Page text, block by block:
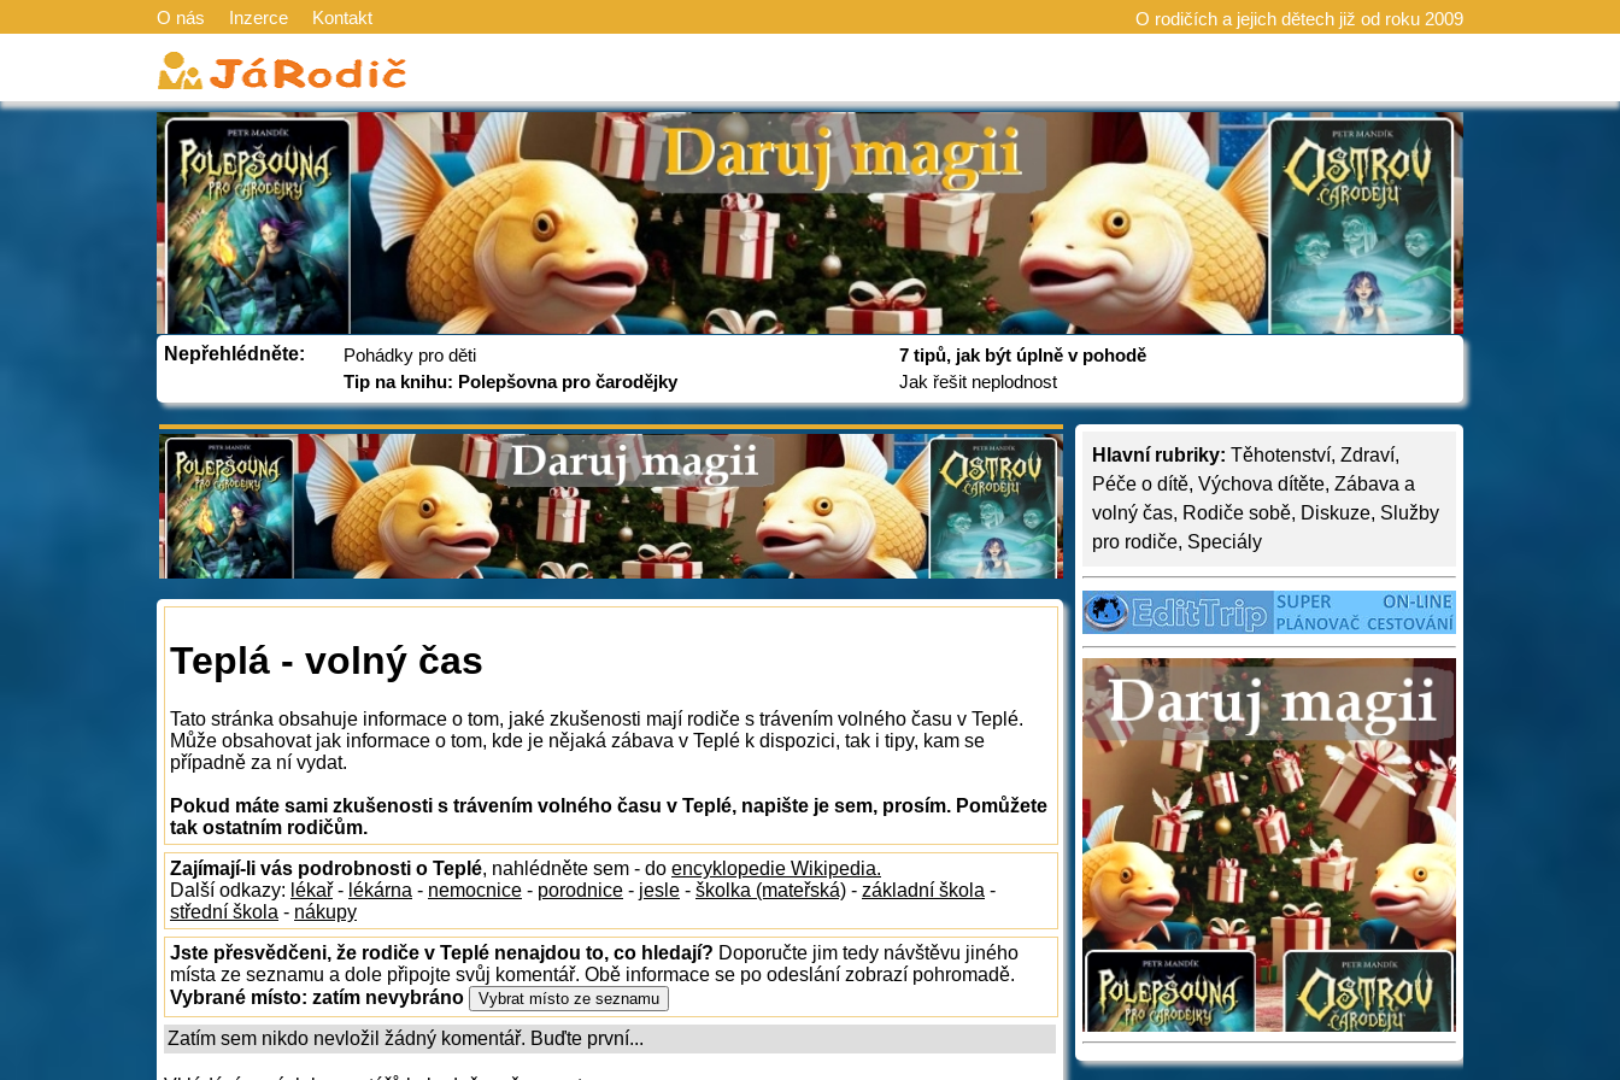
O nás Inzerce Kontakt O rodičích a jejich dětech již od roku 2009
Nepřehlédněte:
Pohádky pro děti
Tip na knihu: Polepšovna pro čarodějky
7 tipů, jak být úplně v pohodě
Jak řešit neplodnost
Hlavní rubriky: Těhotenství, Zdraví,
Péče o dítě, Výchova dítěte, Zábava a
volný čas, Rodiče sobě, Diskuze, Služby
pro rodiče, Speciály
Teplá - volný čas
Tato stránka obsahuje informace o tom, jaké zkušenosti mají rodiče s trávením volného času v Teplé.
Může obsahovat jak informace o tom, kde je nějaká zábava v Teplé k dispozici, tak i tipy, kam se
případně za ní vydat.
Pokud máte sami zkušenosti s trávením volného času v Teplé, napište je sem, prosím. Pomůžete
tak ostatním rodičům.
Zajímají-li vás podrobnosti o Teplé, nahlédněte sem - do encyklopedie Wikipedia.
Další odkazy: lékař - lékárna - nemocnice - porodnice - jesle - školka (mateřská) - základní škola -
střední škola - nákupy
Jste přesvědčeni, že rodiče v Teplé nenajdou to, co hledají? Doporučte jim tedy návštěvu jiného
místa ze seznamu a dole připojte svůj komentář. Obě informace se po odeslání zobrazí pohromadě.
Vybrané místo: zatím nevybráno
Zatím sem nikdo nevložil žádný komentář. Buďte první...